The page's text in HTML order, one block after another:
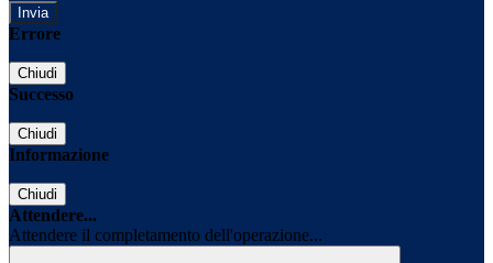
Errore
Chiudi
Successo
Chiudi
Informazione
Chiudi
Attendere...
Attendere il completamento dell'operazione...